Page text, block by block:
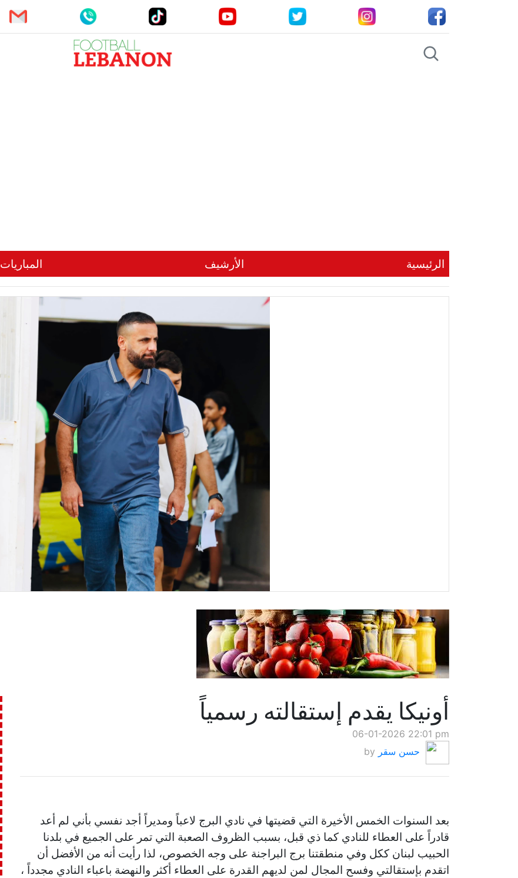
الرئيسية الأرشيف المباريات
أونيكا يقدم إستقالته رسمياً
06-01-2026 22:01 pm
by حسن سقر
بعد السنوات الخمس الأخيرة التي قضيتها في نادي البرج لاعباً ومديراً أجد نفسي بأني لم أعد
قادراً على العطاء للنادي كما ذي قبل، بسبب الظروف الصعبة التي تمر على الجميع في بلدنا
الحبيب لبنان ككل وفي منطقتنا برج البراجنة على وجه الخصوص، لذا رأيت أنه من الأفضل أن
اتقدم بإستقالتي وفسح المجال لمن لديهم القدرة على العطاء أكثر والنهضة باعباء النادي مجدداً ،